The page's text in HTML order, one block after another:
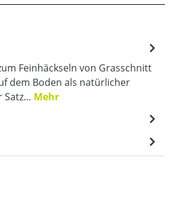
Feinhäckseln von Grasschnitt
dem Boden als natürlicher
Satz… Mehr